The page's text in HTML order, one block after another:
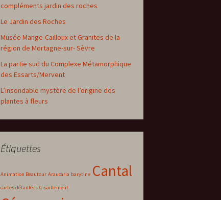
compléments jardin des roches
Le Jardin des Roches
Musée Mange-Cailloux et Granites de la
région de Mortagne-sur- Sèvre
La partie sud du Complexe Métamorphique
des Essarts/Mervent
L’insondable mystère de l’origine des
plantes à fleurs
Étiquettes
Animation Beautour Araucaria barytine Cantal
cartes détaillées Cisaillement